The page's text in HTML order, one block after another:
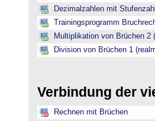
Dezimalzahlen mit
Trainingsprogramm
Multiplikation von Brüchen 2
Division von Brüchen 1
Verbindung der
Rechnen mit Brüchen